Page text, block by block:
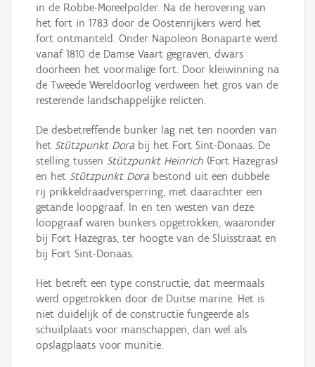
in de Robbe-Moreelpolder. Na de herovering van
het fort in 1783 door de Oostenrijkers werd het
fort ontmanteld. Onder Napoleon Bonaparte werd
vanaf 1810 de Damse Vaart gegraven, dwars
doorheen het voormalige fort. Door kleiwinning na
de Tweede Wereldoorlog verdween het gros van de
resterende landschappelijke relicten.
De desbetreffende bunker lag net ten noorden van
het Stützpunkt Dora bij het Fort Sint-Donaas. De
stelling tussen Stützpunkt Heinrich (Fort Hazegras)
en het Stützpunkt Dora bestond uit een dubbele
rij prikkeldraadversperring, met daarachter een
getande loopgraaf. In en ten westen van deze
loopgraaf waren bunkers opgetrokken, waaronder
bij Fort Hazegras, ter hoogte van de Sluisstraat en
bij Fort Sint-Donaas.
Het betreft een type constructie, dat meermaals
werd opgetrokken door de Duitse marine. Het is
niet duidelijk of de constructie fungeerde als
schuilplaats voor manschappen, dan wel als
opslagplaats voor munitie.